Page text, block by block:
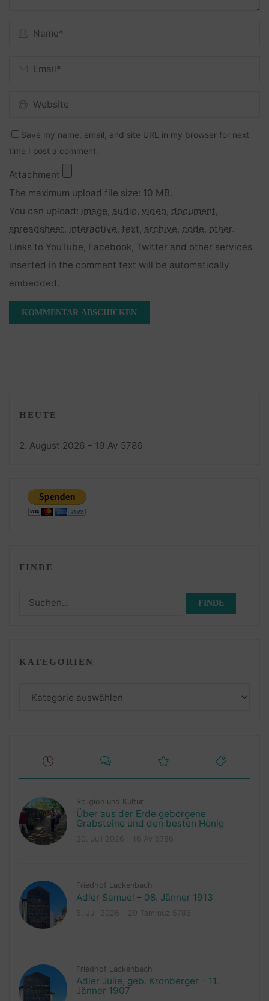
Save my name, email, and site URL in my browser for next
time I post a comment.
Attachment
The maximum upload file size: 10 MB.
You can upload: image, audio, video, document,
spreadsheet, interactive, text, archive, code, other.
Links to YouTube, Facebook, Twitter and other services
inserted in the comment text will be automatically
embedded.
HEUTE
2. August 2026 – 19 Av 5786
FINDE
Suchen
KATEGORIEN
Religion und Kultur
Über aus der Erde geborgene
Grabsteine und den besten Honig
Friedhof Lackenbach
Adler Samuel – 08. Jänner 1913
Friedhof Lackenbach
Adler Julie, geb. Kronberger – 11.
Jänner 1907